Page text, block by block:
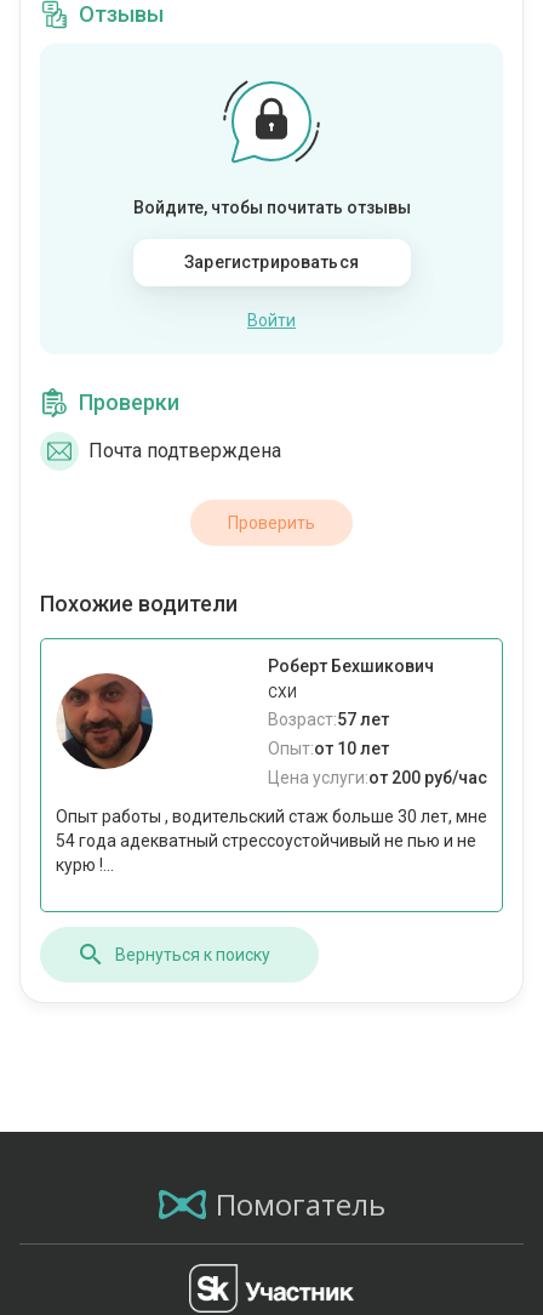
Отзывы
Войдите, чтобы почитать отзывы
Зарегистрироваться
Войти
Проверки
Почта подтверждена
Проверить
Похожие водители
Роберт Бехшикович
СХИ
Возраст:57 лет
Опыт:от 10 лет
Цена услуги:от 200 руб/час
Опыт работы , водительский стаж больше 30 лет, мне
54 года адекватный стрессоустойчивый не пью и не
курю !...
Вернуться к поиску
Помогатель